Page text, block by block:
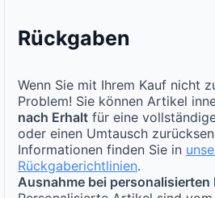
Rückgaben
Wenn Sie mit Ihrem Kauf nicht
Problem! Sie können Artikel
nach Erhalt für eine
oder einen Umtausch
Informationen finden Sie in
Rückgaberichtlinien.
Ausnahme bei personalisierten